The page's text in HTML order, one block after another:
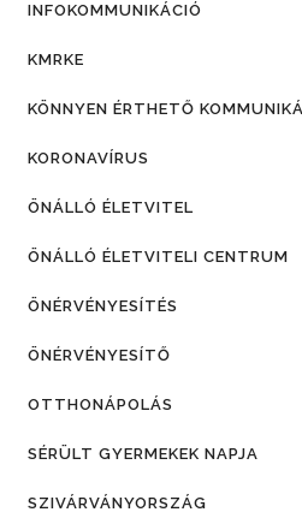
INFOKOMMUNIKÁCIÓ
KMRKE
KÖNNYEN ÉRTHETŐ
KORONAVÍRUS
ÖNÁLLÓ ÉLETVITEL
ÖNÁLLÓ ÉLETVITELI CENTRUM
ÖNÉRVÉNYESÍTÉS
ÖNÉRVÉNYESÍTŐ
OTTHONÁPOLÁS
SÉRÜLT GYERMEKEK NAPJA
SZIVÁRVÁNYORSZÁG